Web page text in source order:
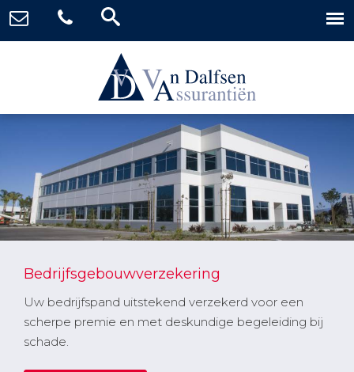
Bedrijfsgebouwverzekering
Uw bedrijfspand uitstekend verzekerd voor een
scherpe premie en met deskundige begeleiding bij
schade.